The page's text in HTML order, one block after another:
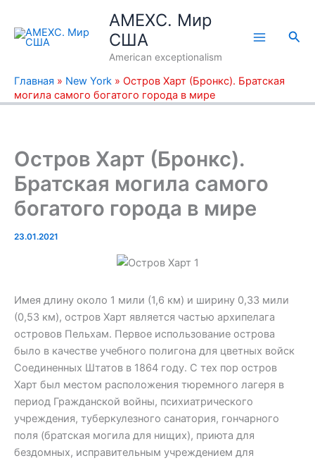
содержимому
AMEXC. Мир
США
American exceptionalism
Главная » New York » Остров Харт (Бронкс). Братская
могила самого богатого города в мире
Остров Харт (Бронкс).
Братская могила самого
богатого города в мире
23.01.2021
Имея длину около 1 мили (1,6 км) и ширину 0,33 мили
(0,53 км), остров Харт является частью архипелага
островов Пельхам. Первое использование острова
было в качестве учебного полигона для цветных войск
Соединенных Штатов в 1864 году. С тех пор остров
Харт был местом расположения тюремного лагеря в
период Гражданской войны, психиатрического
учреждения, туберкулезного санатория, гончарного
поля (братская могила для нищих), приюта для
бездомных, исправительным учреждением для